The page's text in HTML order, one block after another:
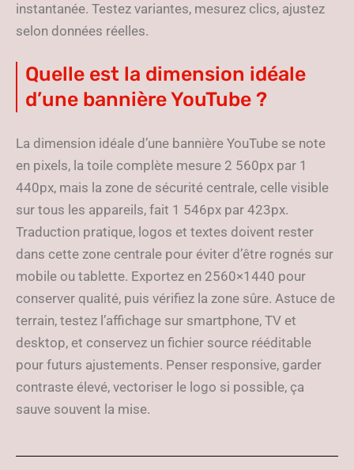
instantanée. Testez variantes, mesurez clics, ajustez
selon données réelles.
Quelle est la dimension idéale
d’une bannière YouTube ?
La dimension idéale d’une bannière YouTube se note
en pixels, la toile complète mesure 2 560px par 1
440px, mais la zone de sécurité centrale, celle visible
sur tous les appareils, fait 1 546px par 423px.
Traduction pratique, logos et textes doivent rester
dans cette zone centrale pour éviter d’être rognés sur
mobile ou tablette. Exportez en 2560×1440 pour
conserver qualité, puis vérifiez la zone sûre. Astuce de
terrain, testez l’affichage sur smartphone, TV et
desktop, et conservez un fichier source rééditable
pour futurs ajustements. Penser responsive, garder
contraste élevé, vectoriser le logo si possible, ça
sauve souvent la mise.